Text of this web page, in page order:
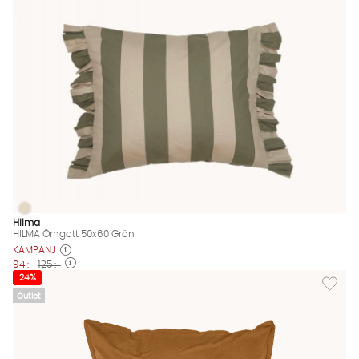
HILMA Örngott 50x60 Grön Finns även i dessa färger:
HILMA Örngott 50x60 Grön
Hilma
HILMA Örngott 50x60 Grön
KAMPANJ
94 :- 125 :-
Outlet
Lägg
24%